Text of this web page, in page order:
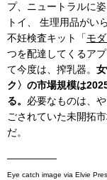
プ、ニュートラルに
トイ、 生理用品がい
不妊検査キット「モ
つを配達してくるア
て今度は、搾乳器。
ク〉の市場規模は
る。 必要なものは、
ごされていた未開拓
だ。
—————
Eye catch image via Elvie